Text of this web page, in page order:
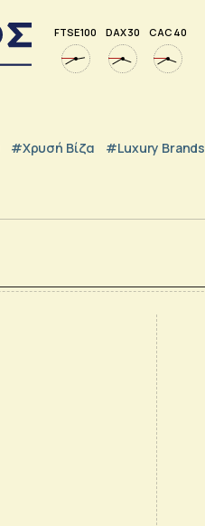
FTSE 100 DAX 30 CAC 40
#Χρυσή Βίζα #luxury Brands